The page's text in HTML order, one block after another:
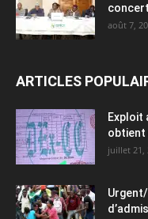
août 7,
ARTICLES
Exploit
obtient
juillet 21,